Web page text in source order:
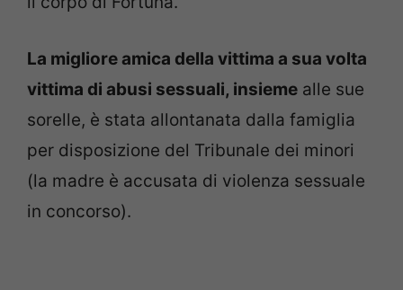
La migliore amica della vittima a sua volta
vittima di abusi sessuali, insieme alle sue
sorelle, è stata allontanata dalla famiglia
per disposizione del Tribunale dei minori
(la madre è accusata di violenza sessuale
in concorso).